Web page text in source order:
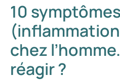
10
chez
réagir ?